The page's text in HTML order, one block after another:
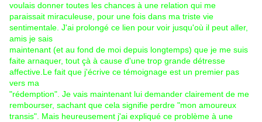
voulais donner toutes les chances à une relation qui me
paraissait miraculeuse, pour une fois dans ma triste vie
sentimentale. J'ai prolongé ce lien pour voir jusqu'où il peut aller,
amis je sais
maintenant (et au fond de moi depuis longtemps) que je me suis
faite arnaquer, tout çà à cause d'une trop grande détresse
affective.Le fait que j'écrive ce témoignage est un premier pas
vers ma
"rédemption". Je vais maintenant lui demander clairement de me
rembourser, sachant que cela signifie perdre "mon amoureux
transis". Mais heureusement j'ai expliqué ce problème à une